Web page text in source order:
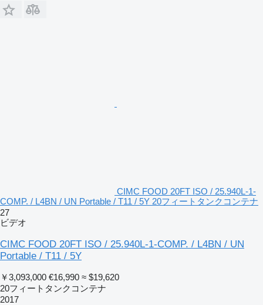
CIMC FOOD 20FT ISO / 25.940L-1-
COMP. / L4BN / UN Portable / T11 / 5Y 20フィートタンクコンテナ
27
ビデオ
CIMC FOOD 20FT ISO / 25.940L-1-COMP. / L4BN / UN
Portable / T11 / 5Y
￥3,093,000 €16,990 ≈ $19,620
20フィートタンクコンテナ
2017